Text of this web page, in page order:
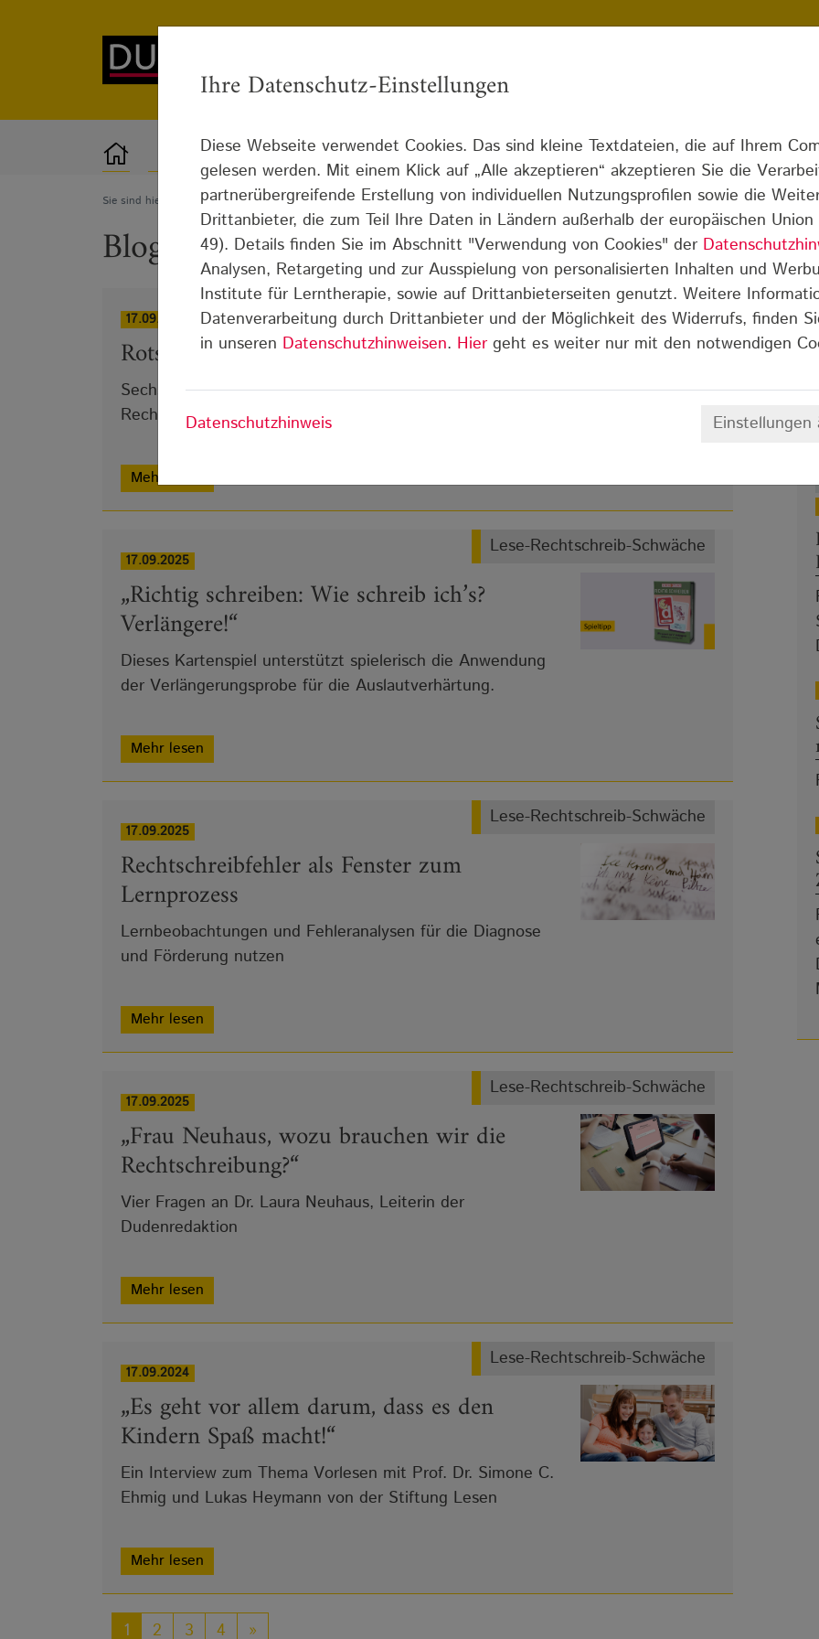
Lerntherapie Standorte Infothek Blog Über uns Karriere
Sie sind hier: Lese-Rechtschreib-Schwäche
Blog: Lese-Rechtschreib-Schwäche
Lese-Rechtschreib-Schwäche
17.09.2025
Rotstift weglegen und durchatmen
Sechs Tipps für Eltern zum Umgang mit
Rechtschreibfehlern
Mehr lesen
Lese-Rechtschreib-Schwäche
17.09.2025
„Richtig schreiben: Wie schreib ich’s?
Verlängere!“
Dieses Kartenspiel unterstützt spielerisch die Anwendung
der Verlängerungsprobe für die Auslautverhärtung.
Mehr lesen
Lese-Rechtschreib-Schwäche
17.09.2025
Rechtschreibfehler als Fenster zum
Lernprozess
Lernbeobachtungen und Fehleranalysen für die Diagnose
und Förderung nutzen
Mehr lesen
Lese-Rechtschreib-Schwäche
17.09.2025
„Frau Neuhaus, wozu brauchen wir die
Rechtschreibung?“
Vier Fragen an Dr. Laura Neuhaus, Leiterin der
Dudenredaktion
Mehr lesen
Lese-Rechtschreib-Schwäche
17.09.2024
„Es geht vor allem darum, dass es den
Kindern Spaß macht!“
Ein Interview zum Thema Vorlesen mit Prof. Dr. Simone C.
Ehmig und Lukas Heymann von der Stiftung Lesen
Mehr lesen
1 2 3 4 »
Ihre Datenschutz-Einstellungen
Diese Webseite verwendet Cookies. Das sind kleine Textdateien, die auf Ihrem
gelesen werden. Mit einem Klick auf „Alle akzeptieren“ akzeptieren Sie die
partnerübergreifende Erstellung von individuellen Nutzungsprofilen sowie die
Drittanbieter, die zum Teil Ihre Daten in Ländern außerhalb der europäischen
49). Details finden Sie im Abschnitt "Verwendung von Cookies" der
Analysen, Retargeting und zur Ausspielung von personalisierten Inhalten und
Institute für Lerntherapie, sowie auf Drittanbieterseiten genutzt. Weitere
Datenverarbeitung durch Drittanbieter und der Möglichkeit des Widerrufs, finden
in unseren Datenschutzhinweisen. Hier geht es weiter nur mit den notwendigen
Datenschutzhinweis Einstellungen